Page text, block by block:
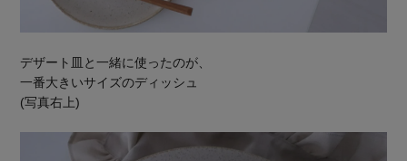
デザート皿と一緒に使ったのが、
一番大きいサイズのディッシュ
(写真右上)